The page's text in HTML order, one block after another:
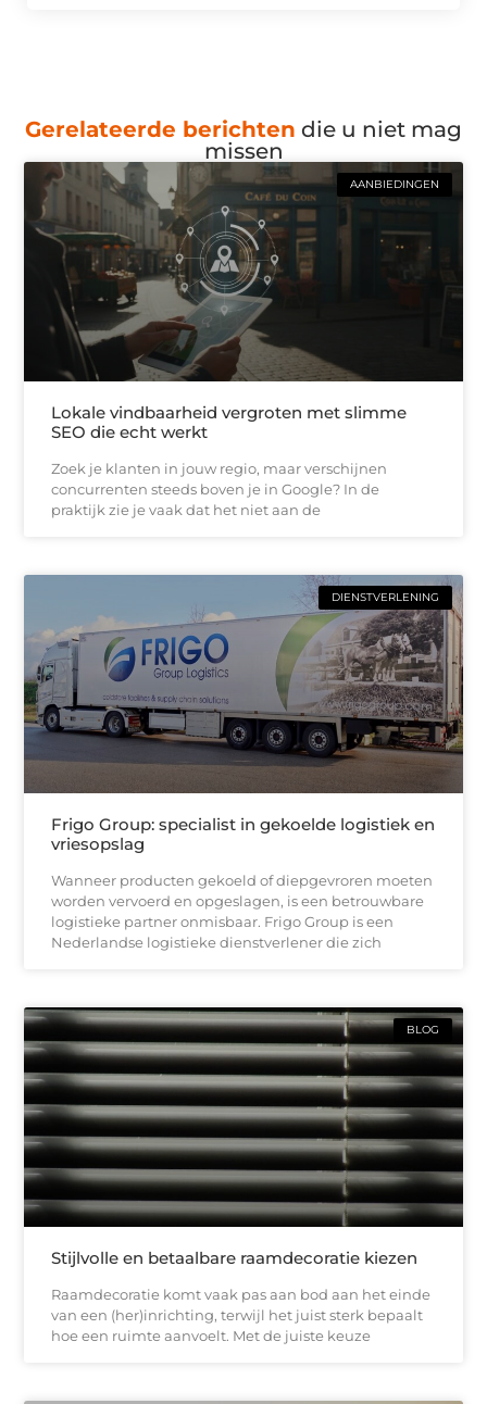
Gerelateerde berichten die u niet mag
missen
AANBIEDINGEN
Lokale vindbaarheid vergroten met slimme
SEO die echt werkt
Zoek je klanten in jouw regio, maar verschijnen
concurrenten steeds boven je in Google? In de
praktijk zie je vaak dat het niet aan de
DIENSTVERLENING
Frigo Group: specialist in gekoelde logistiek en
vriesopslag
Wanneer producten gekoeld of diepgevroren moeten
worden vervoerd en opgeslagen, is een betrouwbare
logistieke partner onmisbaar. Frigo Group is een
Nederlandse logistieke dienstverlener die zich
BLOG
Stijlvolle en betaalbare raamdecoratie kiezen
Raamdecoratie komt vaak pas aan bod aan het einde
van een (her)inrichting, terwijl het juist sterk bepaalt
hoe een ruimte aanvoelt. Met de juiste keuze